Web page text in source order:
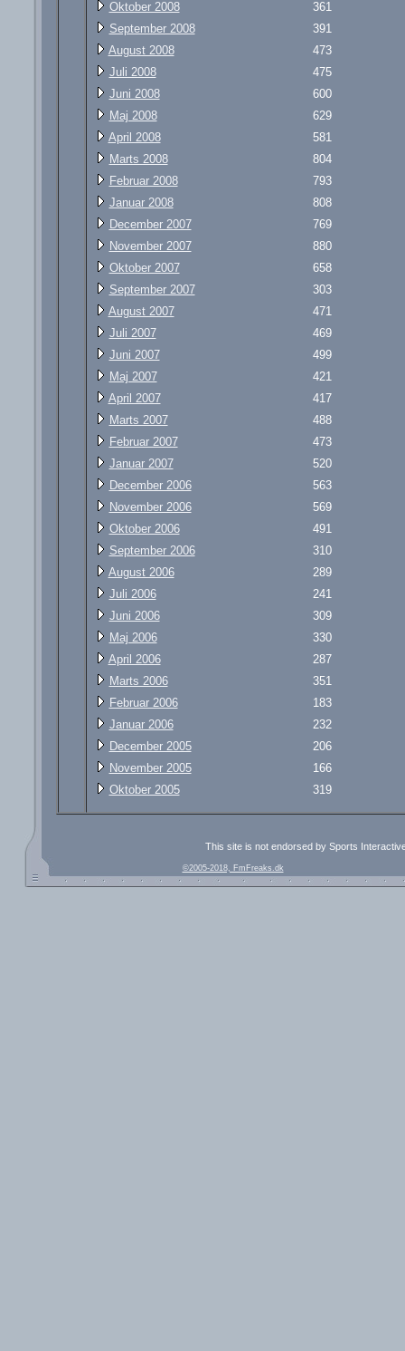
Oktober 2008
361
September 2008
391
August 2008
473
Juli 2008
475
Juni 2008
600
Maj 2008
629
April 2008
581
Marts 2008
804
Februar 2008
793
Januar 2008
808
December 2007
769
November 2007
880
Oktober 2007
658
September 2007
303
August 2007
471
Juli 2007
469
Juni 2007
499
Maj 2007
421
April 2007
417
Marts 2007
488
Februar 2007
473
Januar 2007
520
December 2006
563
November 2006
569
Oktober 2006
491
September 2006
310
August 2006
289
Juli 2006
241
Juni 2006
309
Maj 2006
330
April 2006
287
Marts 2006
351
Februar 2006
183
Januar 2006
232
December 2005
206
November 2005
166
Oktober 2005
319
This site is not endorsed by Sports
©2005-2018, FmFreaks.dk